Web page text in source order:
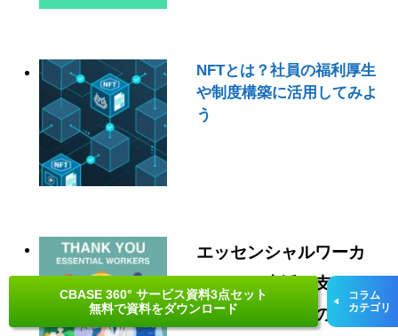
CBASE 360° サービス資料3点セット
無料で資料をダウンロード
コラム
カテゴリ
NFTとは？社員の福利厚生
や制度構築に活用してみよ
う
エッセンシャルワーカ
ーとは？生活を支える
重要な職種とその意味